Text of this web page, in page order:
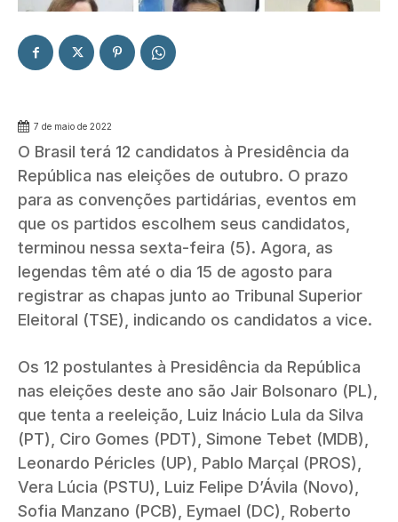
7 de maio de 2022
O Brasil terá 12 candidatos à Presidência da
República nas eleições de outubro. O prazo
para as convenções partidárias, eventos em
que os partidos escolhem seus candidatos,
terminou nessa sexta-feira (5). Agora, as
legendas têm até o dia 15 de agosto para
registrar as chapas junto ao Tribunal Superior
Eleitoral (TSE), indicando os candidatos a vice.
Os 12 postulantes à Presidência da República
nas eleições deste ano são Jair Bolsonaro (PL),
que tenta a reeleição, Luiz Inácio Lula da Silva
(PT), Ciro Gomes (PDT), Simone Tebet (MDB),
Leonardo Péricles (UP), Pablo Marçal (PROS),
Vera Lúcia (PSTU), Luiz Felipe D’Ávila (Novo),
Sofia Manzano (PCB), Eymael (DC), Roberto